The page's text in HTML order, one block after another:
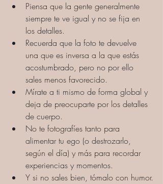
Piensa que la gente generalmente
siempre te ve igual y no se fija en
los detalles.
Recuerda que la foto te devuelve
una que es inversa a la que estás
acostumbrado, pero no por ello
sales menos favorecido.
Mírate a ti mismo de forma global y
deja de preocuparte por los detalles
de cuerpo.
No te fotografíes tanto para
alimentar tu ego (o destrozarlo,
según el día) y más para recordar
experiencias y momentos.
Y si no sales bien, tómalo con humor.